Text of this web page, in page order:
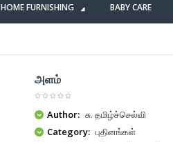
HOME FURNISHING BABY CARE
அளம்
Author: சு. தமிழ்ச்செல்வி
Category: புதினங்கள்